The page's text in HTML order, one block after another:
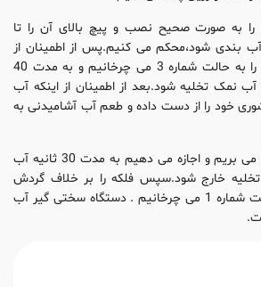
به صورت صحیح نصب و پیچ بالای آن را تا
بندی شود،محکم می کنیم.پس از اطمینان از
نصب شلنگ تخلیه،فلکه را به حالت شماره 3 می چرخانیم و به مدت 40
نمک تخلیه شود.بعد از اطمینان از اینکه آب
خود را از دست داده و طعم آب آشامیدنی به
فلکه را به حالت شماره 4 می بریم و اجازه می دهیم به مدت 30 ثانیه آب
خارج شود.سپس فلکه را بر خلاف گردش
عقربه های ساعت به حالت شماره 1 می چرخانیم . دستگاه سختی گیر آب